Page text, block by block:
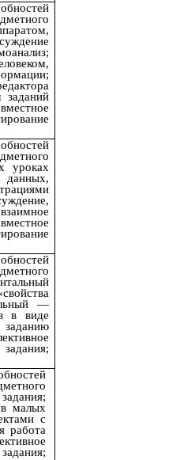
заданий
уроках
—
в виде
заданию
малых
с
работа